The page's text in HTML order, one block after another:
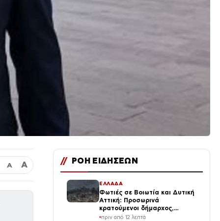
Α Α // ΡΟΗ ΕΙΔΗΣΕΩΝ
ΕΛΛΑΔΑ
Φωτιές σε Βοιωτία και Δυτική
Αττική: Προσωρινά
κρατούμενοι δήμαρχος,
μηχανικός και ιδιοκτήτης
πριν από 12 λεπτά